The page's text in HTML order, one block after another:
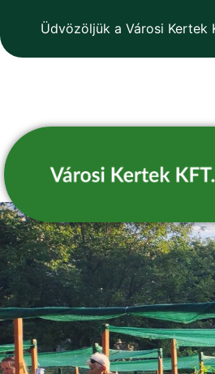
Üdvözöljük a Városi Kertek